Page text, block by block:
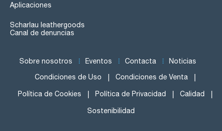
Aplicaciones
Scharlau leathergoods
Canal de denuncias
Sobre nosotros Eventos Contacta Noticias
Condiciones de Uso Condiciones de Venta
Política de Cookies Política de Privacidad Calidad
Sostenibilidad